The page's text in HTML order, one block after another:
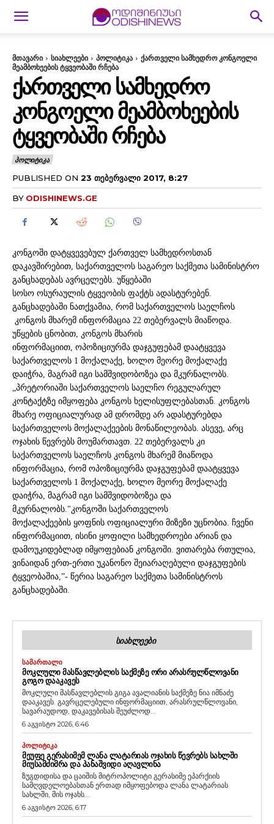
მთავარი სიახლეები პოლიტიკა
ქართველი სამხედრო კონგოელი
მეამბოხეების ტყვეობაში რჩება
ᲥᲐᲠᲗᲕᲔᲚᲘ ᲡᲐᲛᲮᲔᲓᲠᲝ
ᲙᲝᲜᲒᲝᲔᲚᲘ ᲛᲔᲐᲛᲑᲝᲮᲔᲔᲑᲘᲡ
ᲢᲧᲕᲔᲝᲑᲐᲨᲘ ᲠᲩᲔᲑᲐ
ᲞᲝᲚᲘᲢᲘᲙᲐ
PUBLISHED ON 23 ᲗᲔᲑᲔᲠᲕᲐᲚᲘ 2017, 8:27
BY ODISHINEWS.GE
კონგოში დატყვევებულ ქართველ სამხედროსთან
დაკავშირებით, საქართველოს საგარეო საქმეთა სამინისტრო
განცხადებას ავრცელებს. უწყებაში
სოსო ოსურაულის ტყვეობის ფაქტს ადასტურებენ
განცხადებაში ნათქვამია, რომ საქართველოს საელჩოს
კონგოს მხარემ ინფორმაცია 22 თებერვალს მიაწოდა.
უწყების ცნობით, კონგოს მხარის
ინფორმაციით, ოპოზიციურმა დაჯგუფებამ დაატყვევა
საქართველოს 1 მოქალაქე, ხოლო მეორე მოქალაქე
დაიჭრა, მაგრამ იგი სამშვიდობოზეა და მკურნალობს.
„პრეტორიაში საქართველოს საელჩო რეგულარულ
კონტაქტზე იმყოფება კონგოს ხელისუფლებასთან. კონგოს
მხარე ოფიციალურად ამ დრომდე არ ადასტურებდა
საქართველოს მოქალაქეების მონაწილეობას. ასევე, არც
ოჯახის წევრებს მოუმართავთ. 22 თებერვალს კი
საქართველოს საელჩოს კონგოს მხარემ მიაწოდა
ინფორმაცია, რომ ოპოზიციურმა დაჯგუფებამ დაატყვევა
საქართველოს 1 მოქალაქე, ხოლო მეორე მოქალაქე
დაიჭრა, მაგრამ იგი სამშვიდობოზეა და
მკურნალობს."კონგოში საქართველოს
მოქალაქეების ყოფნის ოფიციალური მიზეზი უცნობია. ჩვენი
ინფორმაციით, ისინი ყოფილი სამხედროები არიან და
დამოუკიდებლად იმყოფებიან კონგოში. ვითარება რთულია,
ვინაიდან ერთ-ერთი უკანონო შეიარაღებული დაჯგუფების
ტყვეობაშია,”- წერია საგარეო საქმეთა სამინისტროს
განცხადებაში.
ᲡᲘᲐᲮᲚᲔᲔᲑᲘ
ᲡᲐᲛᲐᲠᲗᲐᲚᲘ
ᲛᲝᲙᲚᲣᲚᲘ ᲛᲐᲡᲬᲐᲕᲚᲔᲑᲚᲘᲡ ᲡᲐᲥᲛᲔᲖᲔ ᲝᲠᲘ ᲐᲠᲐᲡᲠᲣᲚᲬᲚᲝᲕᲐᲜᲘ
ᲒᲝᲒᲝ ᲓᲐᲐᲙᲐᲕᲔᲡ
მოკლული მასწავლებლის გიგა ავალიანის საქმეზე ნია იმნაძე
დააკავეს. გავრცელებული ინფორმაციით, არასრულწლოვანი,
სავარაუდოდ, დაკავებისას შეუძლოდ...
6 აგვისტო 2026, 6:46
ᲞᲝᲚᲘᲢᲘᲙᲐ
ᲛᲔᲣᲤᲔ ᲒᲔᲠᲐᲡᲘᲛᲔᲛ ᲚᲐᲜᲐ ᲚᲐᲢᲐᲠᲘᲐᲡ ᲝᲯᲐᲮᲘᲡ ᲬᲔᲕᲠᲔᲑᲡ ᲡᲐᲮᲚᲨᲘ
ᲛᲘᲣᲡᲐᲛᲫᲘᲛᲠᲐ ᲓᲐ ᲞᲐᲜᲐᲨᲕᲘᲓᲘ ᲐᲦᲐᲕᲚᲘᲜᲐ
ზუგდიდისა და ცაიშის მიტროპოლიტი გერასიმე ეპარქიის
სამღვდელოებასთან ერთად იმყოფებოდა ლანა ლატარიას
სახლში, მის ოჯახს...
6 აგვისტო 2026, 6:17